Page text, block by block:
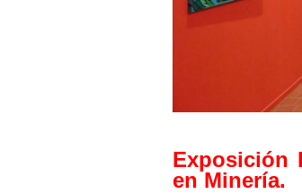
Exposición
en Minería.